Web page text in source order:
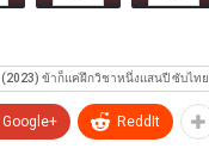
(2023) ข้าก็แค่ฝึกวิชาหนึ่งแสนปี ซับไทย
Google+ ReddIt